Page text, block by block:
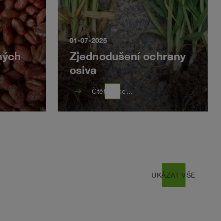
01-07-2025
Zjednodušení ochrany
osiva
east Čtěte více...
UKÁZAT VŠE